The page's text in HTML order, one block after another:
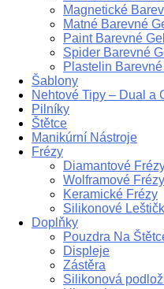
Magnetické
Matné Barevné
Paint Barevné
Spider Barevné
Plastelin
Šablony
Nehtové Tipy – Dual a
Pilníky
Štětce
Manikúrní Nástroje
Frézy
Diamantové
Wolframové Frézy
Keramické Frézy
Silikonové
Doplňky
Pouzdra Na
Displeje
Zástěra
Silikonová